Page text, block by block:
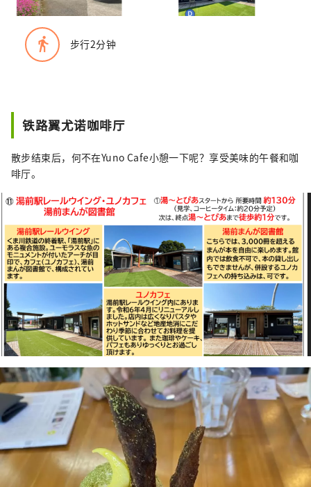
directions_walk 步行2分钟
铁路翼尤诺咖啡厅
散步结束后，何不在Yuno Cafe小憩一下呢？享受美味的午餐和咖
啡厅。